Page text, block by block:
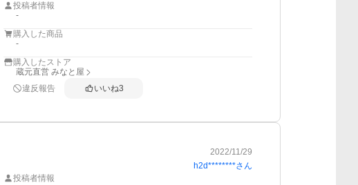
投稿者情報
-
購入した商品
-
購入したストア
蔵元直営 みなと屋
違反報告
いいね3
2022/11/29
h2d********さん
投稿者情報